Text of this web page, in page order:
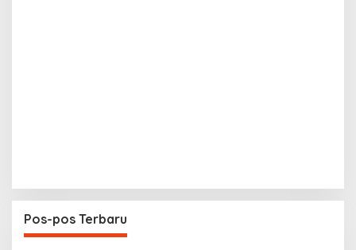
Pos-pos Terbaru